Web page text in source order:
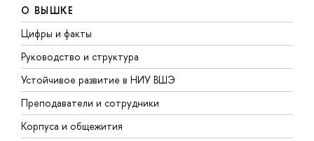
О ВЫШКЕ
Цифры и факты
Руководство и структура
Устойчивое развитие в НИУ ВШЭ
Преподаватели и сотрудники
Корпуса и общежития